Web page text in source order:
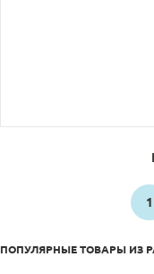
1
ПОПУЛЯРНЫЕ ТОВАРЫ ИЗ